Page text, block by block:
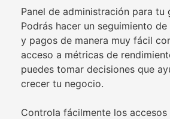
Panel de administración para tu
Podrás hacer un seguimiento
y pagos de manera muy fácil
acceso a métricas de
puedes tomar decisiones que
crecer tu negocio.
Controla fácilmente los